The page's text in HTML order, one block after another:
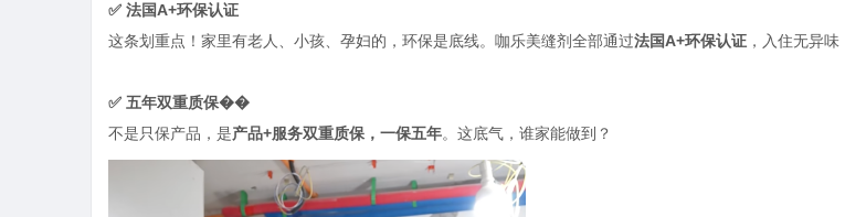
✅ 法国A+环保认证
这条划重点！家里有老人、小孩、孕妇的，环保是底线。咖乐美缝剂全部通过法国A+环保认证 ，入住无异
✅ 五年双重质保��
不是只保产品，是产品+服务双重质保，一保五年。这底气，谁家能做到？